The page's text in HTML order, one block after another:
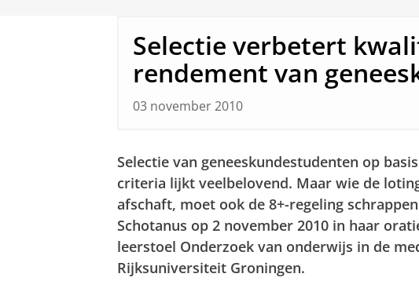
Selectie verbetert
rendement van
03 november 2010
Selectie van geneeskundestudenten op
criteria lijkt veelbelovend. Maar wie de
afschaft, moet ook de 8+-regeling
Schotanus op 2 november 2010 in haar
leerstoel Onderzoek van onderwijs in de
Rijksuniversiteit Groningen.